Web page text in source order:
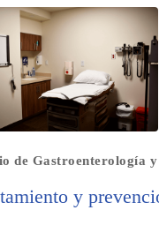
de Gastroenterología
y